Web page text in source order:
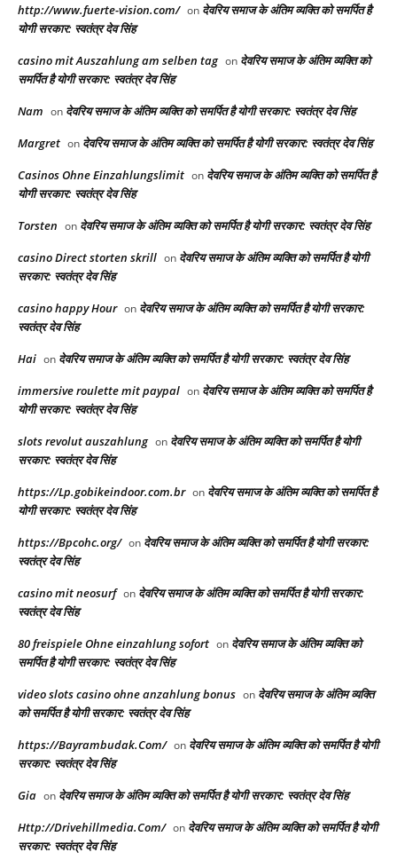
http://www.fuerte-vision.com/ on देवरिय समाज के अंतिम व्यक्ति को समर्पित है
योगी सरकार: स्वतंत्र देव सिंह
casino mit Auszahlung am selben tag on देवरिय समाज के अंतिम व्यक्ति को
समर्पित है योगी सरकार: स्वतंत्र देव सिंह
Nam on देवरिय समाज के अंतिम व्यक्ति को समर्पित है योगी सरकार: स्वतंत्र देव सिंह
Margret on देवरिय समाज के अंतिम व्यक्ति को समर्पित है योगी सरकार: स्वतंत्र देव सिंह
Casinos Ohne Einzahlungslimit on देवरिय समाज के अंतिम व्यक्ति को समर्पित है
योगी सरकार: स्वतंत्र देव सिंह
Torsten on देवरिय समाज के अंतिम व्यक्ति को समर्पित है योगी सरकार: स्वतंत्र देव सिंह
casino Direct storten skrill on देवरिय समाज के अंतिम व्यक्ति को समर्पित है योगी
सरकार: स्वतंत्र देव सिंह
casino happy Hour on देवरिय समाज के अंतिम व्यक्ति को समर्पित है योगी सरकार:
स्वतंत्र देव सिंह
Hai on देवरिय समाज के अंतिम व्यक्ति को समर्पित है योगी सरकार: स्वतंत्र देव सिंह
immersive roulette mit paypal on देवरिय समाज के अंतिम व्यक्ति को समर्पित है
योगी सरकार: स्वतंत्र देव सिंह
slots revolut auszahlung on देवरिय समाज के अंतिम व्यक्ति को समर्पित है योगी
सरकार: स्वतंत्र देव सिंह
https://Lp.gobikeindoor.com.br on देवरिय समाज के अंतिम व्यक्ति को समर्पित है
योगी सरकार: स्वतंत्र देव सिंह
https://Bpcohc.org/ on देवरिय समाज के अंतिम व्यक्ति को समर्पित है योगी सरकार:
स्वतंत्र देव सिंह
casino mit neosurf on देवरिय समाज के अंतिम व्यक्ति को समर्पित है योगी सरकार:
स्वतंत्र देव सिंह
80 freispiele Ohne einzahlung sofort on देवरिय समाज के अंतिम व्यक्ति को
समर्पित है योगी सरकार: स्वतंत्र देव सिंह
video slots casino ohne anzahlung bonus on देवरिय समाज के अंतिम व्यक्ति
को समर्पित है योगी सरकार: स्वतंत्र देव सिंह
https://Bayrambudak.Com/ on देवरिय समाज के अंतिम व्यक्ति को समर्पित है योगी
सरकार: स्वतंत्र देव सिंह
Gia on देवरिय समाज के अंतिम व्यक्ति को समर्पित है योगी सरकार: स्वतंत्र देव सिंह
Http://Drivehillmedia.Com/ on देवरिय समाज के अंतिम व्यक्ति को समर्पित है योगी
सरकार: स्वतंत्र देव सिंह